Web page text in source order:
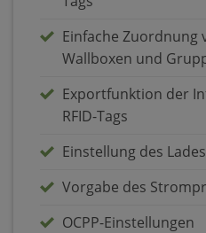
Einfache Zuordnung
Wallboxen und
Exportfunktion der
RFID-Tags
Einstellung des
Vorgabe des
OCPP-Einstellungen